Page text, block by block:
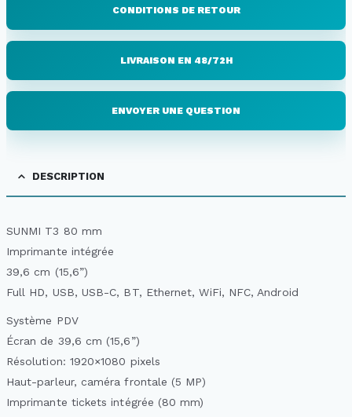
CONDITIONS DE RETOUR
LIVRAISON EN 48/72H
ENVOYER UNE QUESTION
DESCRIPTION
SUNMI T3 80 mm
Imprimante intégrée
39,6 cm (15,6”)
Full HD, USB, USB-C, BT, Ethernet, WiFi, NFC, Android
Système PDV
Écran de 39,6 cm (15,6”)
Résolution: 1920×1080 pixels
Haut-parleur, caméra frontale (5 MP)
Imprimante tickets intégrée (80 mm)